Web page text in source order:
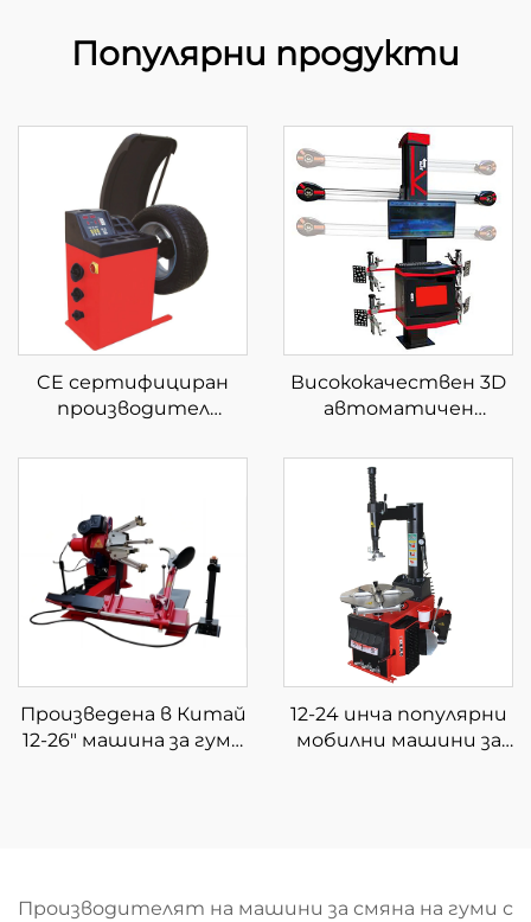
Популярни продукти
CE сертифициран
производител
евтин балансьор за
Висококачествен 3D
автоматичен
за оборудване за
центровка на
четирите колела
Произведена в Китай
12-26" машина за гуми
12-24 инча популярни
мобилни машини за
Производителят на машини за смяна на гуми с